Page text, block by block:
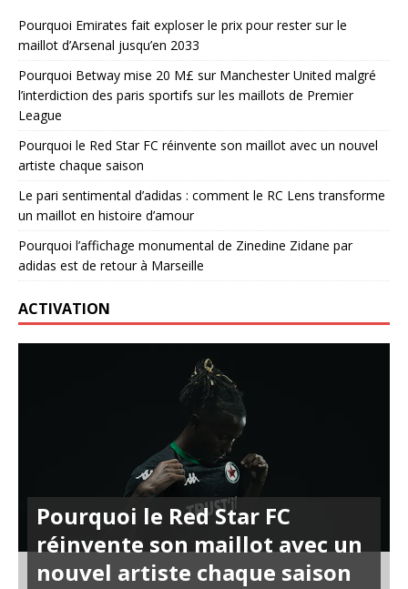
Pourquoi Emirates fait exploser le prix pour rester sur le
maillot d’Arsenal jusqu’en 2033
Pourquoi Betway mise 20 M£ sur Manchester United malgré
l’interdiction des paris sportifs sur les maillots de Premier
League
Pourquoi le Red Star FC réinvente son maillot avec un nouvel
artiste chaque saison
Le pari sentimental d’adidas : comment le RC Lens transforme
un maillot en histoire d’amour
Pourquoi l’affichage monumental de Zinedine Zidane par
adidas est de retour à Marseille
ACTIVATION
Pourquoi le Red Star FC
réinvente son maillot avec un
nouvel artiste chaque saison